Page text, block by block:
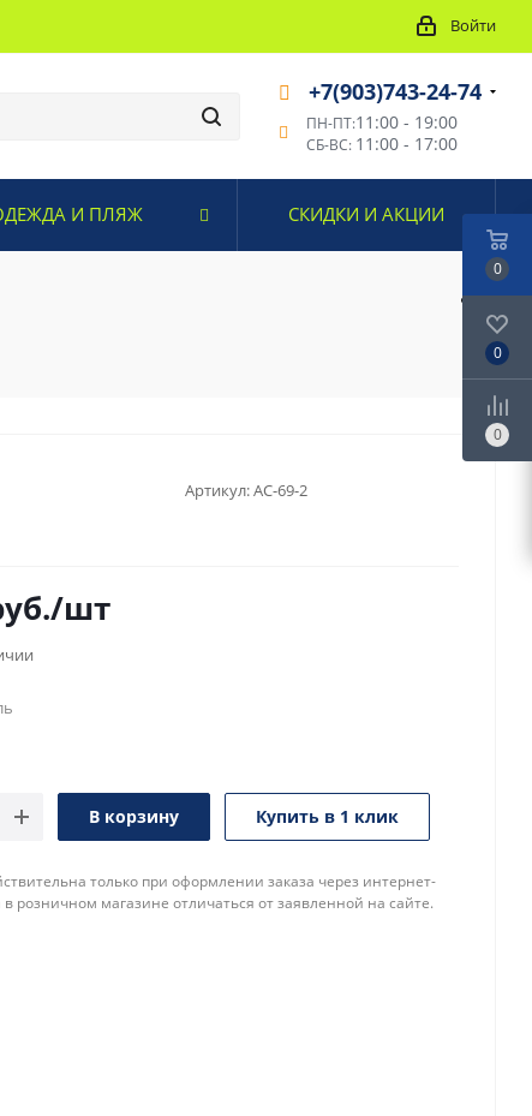
Войти
+7(903)743-24-74
ПН-ПТ:11:00 - 19:00
СБ-ВС: 11:00 - 17:00
И ПЛЯЖ СКИДКИ И АКЦИИ
Артикул:AC-69-2
/шт
В корзину Купить в 1 клик
только при оформлении заказа через интернет-
розничном магазине отличаться от заявленной на сайте.
0
0
0